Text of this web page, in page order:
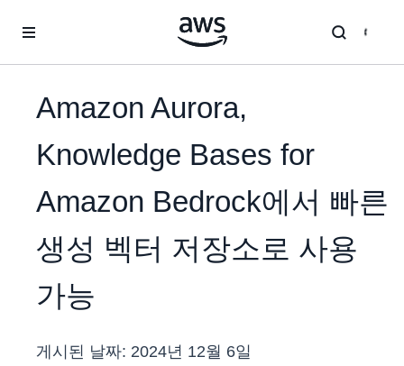
Amazon Aurora,
Knowledge Bases for
Amazon Bedrock에서 빠른
생성 벡터 저장소로 사용
가능
게시된 날짜: 2024년 12월 6일